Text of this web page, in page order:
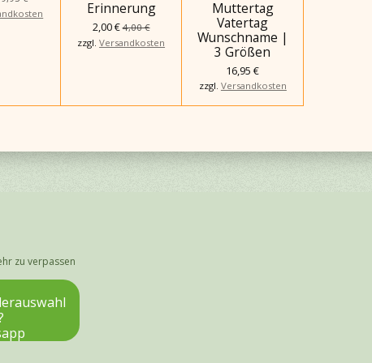
Erinnerung
2,00 € 4,00 €
zzgl.Versandkosten
Muttertag
Vatertag
Wunschname |
3 Größen
16,95 €
zzgl. Versandkosten
zu verpassen